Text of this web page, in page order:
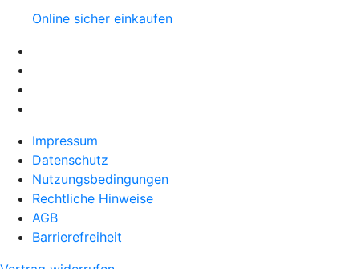
Online sicher einkaufen
Impressum
Datenschutz
Nutzungsbedingungen
Rechtliche Hinweise
AGB
Barrierefreiheit